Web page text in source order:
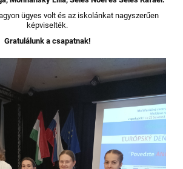
ügyes volt és az iskolánkat nagyszerűen
képviselték.
Gratulálunk a csapatnak!